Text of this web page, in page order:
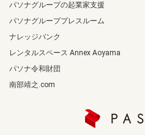
パソナグループの起業家支援
パソナグループプレスルーム
ナレッジバンク
レンタルスペース Annex Aoyama
パソナ令和財団
南部靖之.com